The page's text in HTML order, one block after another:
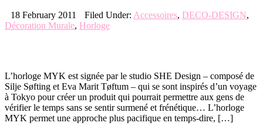
18 February 2011 Filed Under: Accessoires, DECO-DESIGN,
Décoration Murale, Horloge
L’horloge MYK est signée par le studio SHE Design – composé de
Silje Søfting et Eva Marit Tøftum – qui se sont inspirés d’un voyage
à Tokyo pour créer un produit qui pourrait permettre aux gens de
vérifier le temps sans se sentir surmené et frénétique… L’horloge
MYK permet une approche plus pacifique en temps-dire, […]